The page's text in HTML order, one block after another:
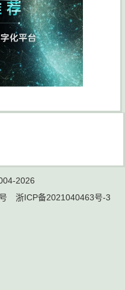
2026
浙ICP备2021040463号-3